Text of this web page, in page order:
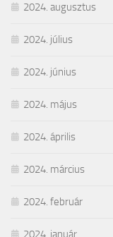
2024. augusztus
2024. július
2024. június
2024. május
2024. április
2024. március
2024. február
2024. január